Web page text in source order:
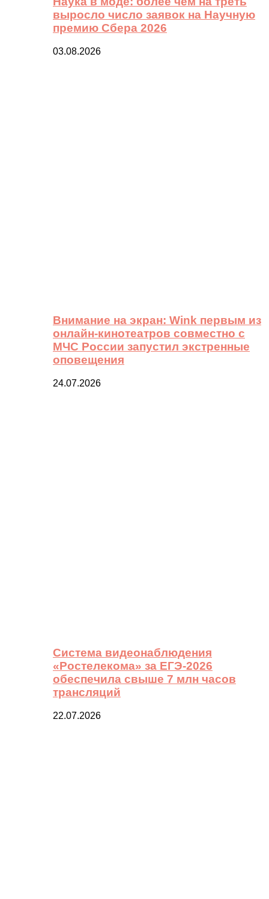
выросло число заявок на Научную
премию Сбера 2026
03.08.2026
Внимание на экран: Wink первым из
онлайн-кинотеатров совместно с
МЧС России запустил экстренные
оповещения
24.07.2026
Система видеонаблюдения
«Ростелекома» за ЕГЭ-2026
обеспечила свыше 7 млн часов
трансляций
22.07.2026